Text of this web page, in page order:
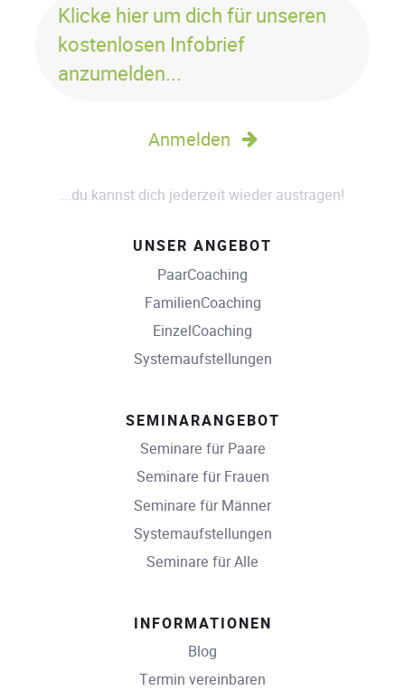
Klicke hier um dich für unseren
kostenlosen Infobrief
anzumelden...
Anmelden
...du kannst dich jederzeit wieder austragen!
UNSER ANGEBOT
PaarCoaching
FamilienCoaching
EinzelCoaching
Systemaufstellungen
SEMINARANGEBOT
Seminare für Paare
Seminare für Frauen
Seminare für Männer
Systemaufstellungen
Seminare für Alle
INFORMATIONEN
Blog
Termin vereinbaren